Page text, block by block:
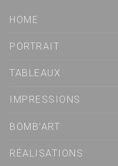
HOME
PORTRAIT
TABLEAUX
IMPRESSIONS
BOMB’ART
RÉALISATIONS